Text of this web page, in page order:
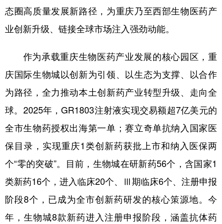
态圈高质量发展新路径，为重庆乃至西部生物医药产
业创新升级、链接全球市场注入强劲动能。
作为承载重庆生物医药产业发展的核心园区，重
庆国际生物城以创新为引领、以生态为支撑、以合作
为路径，全力推动本土创新药产业转型升级、走向全
球。2025年，GR1803注射液实现交易额超7亿美元的
全市生物药授权出海第一单；赛立奇单抗纳入国家医
保目录，实现重庆1类创新药获批上市和纳入医保两
个“零的突破”。目前，生物城在研新药56个，含国家1
类新药16个，进入临床20个、Ⅲ期临床6个、注册申报
阶段8个，已成为全市创新药研发的核心策源地。今
年，生物城8款新药进入注册申报阶段，涵盖抗体药